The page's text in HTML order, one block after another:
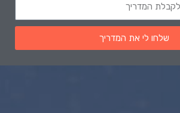
שלחו לי את המדריך